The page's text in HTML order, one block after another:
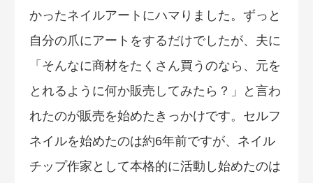
かったネイルアートにハマりました。ずっと
自分の爪にアートをするだけでしたが、夫に
「そんなに商材をたくさん買うのなら、元を
とれるように何か販売してみたら？」と言わ
れたのが販売を始めたきっかけです。セルフ
ネイルを始めたのは約6年前ですが、ネイル
チップ作家として本格的に活動し始めたのは